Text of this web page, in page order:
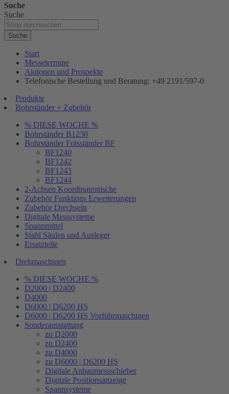
Suche
Suche
Suche
Start
Messetermine
Aktionen und Prospekte
Telefonische Bestellung und Beratung: +49 2191/597-0
Produkte
Bohrständer + Zubehör
% DIESE WOCHE %
Bohrständer B1230
Bohrständer Fräsständer BF
BF1240
BF1242
BF1243
BF1244
2-Achsen Koordinatentische
Zubehör Funktions Erweiterungen
Zubehör Drechseln
Digitale Messsysteme
Spannmittel
Stahl Säulen und Ausleger
Ersatzteile
Drehmaschinen
% DIESE WOCHE %
D2000 | D2400
D4000
D6000 | D6200 HS
D6000 | D6200 HS Vorführmaschinen
Sonderausstattung
zu D2000
zu D2400
zu D4000
zu D6000 | D6200 HS
Digitale Anbaumessschieber
Digitale Positionsanzeige
Spannsysteme